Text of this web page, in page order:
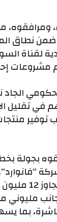
ومرافقوه،
ضمن نطاق
لقناة
في تقليل
توفير
بجولة
المصنع يقام على
جانب
نحو 300 فرصة